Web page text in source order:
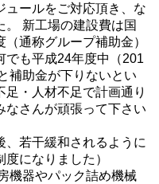
ュールをご対応頂き、な
。 新工場の建設費は国
通称グループ補助金）
でも平成24年度中（201
補助金が下りないとい
足・人材不足で計画通り
なさんが頑張って下さい
、若干緩和されるように
になりました）
機器やパック詰め機械